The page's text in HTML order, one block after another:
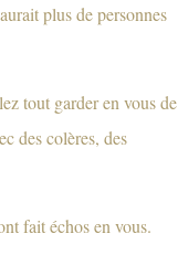
plus de personnes
tout garder en vous de
des colères, des
fait échos en vous.